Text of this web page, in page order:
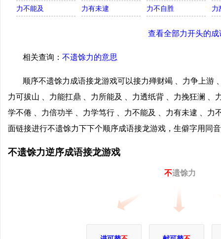
力不能及
力有未逮 力不自胜 力
查看全部力开头的成
相关查询： 不遗馀力的意思
顺序不遗馀力成语接龙游戏可以接力殚财竭 、力争上游
力可拔山 、力能扛鼎 、力所能及 、力透纸背 、力挽狂澜 、
学不倦 、力倍功半 、力学笃行 、力不能及 、力有未逮 、力
面链接进行不遗馀力下下个顺序成语接龙游戏，生僻字用同
不遗馀力逆序成语接龙游戏
不遗馀力